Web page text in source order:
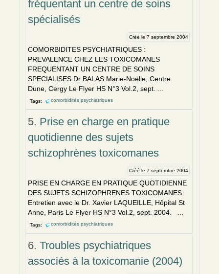
fréquentant un centre de soins
spécialisés
Créé le 7 septembre 2004
COMORBIDITES PSYCHIATRIQUES :
PREVALENCE CHEZ LES TOXICOMANES
FREQUENTANT UN CENTRE DE SOINS
SPECIALISES Dr BALAS Marie-Noëlle, Centre
Dune, Cergy Le Flyer HS N°3 Vol.2, sept. ...
Tags: comorbidités psychiatriques
5. Prise en charge en pratique
quotidienne des sujets
schizophrènes toxicomanes
Créé le 7 septembre 2004
PRISE EN CHARGE EN PRATIQUE QUOTIDIENNE
DES SUJETS SCHIZOPHRENES TOXICOMANES
Entretien avec le Dr. Xavier LAQUEILLE, Hôpital St
Anne, Paris Le Flyer HS N°3 Vol.2, sept. 2004. ...
Tags: comorbidités psychiatriques
6. Troubles psychiatriques
associés à la toxicomanie (2004)